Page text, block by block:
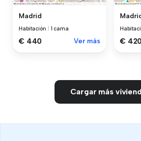
Madrid
Habitación 1 cama
€ 440 Ver más € 420
Cargar más